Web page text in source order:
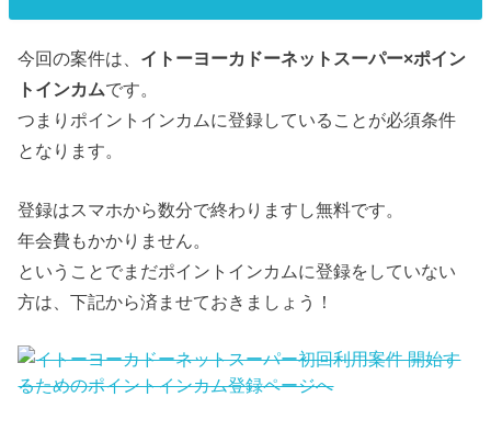
今回の案件は、 イトーヨーカドーネットスーパー×ポイン
トインカムです。
つまりポイントインカムに登録していることが必須条件
となります。
登録はスマホから数分で終わりますし無料です。
年会費もかかりません。
ということでまだポイントインカムに登録をしていない
方は、下記から済ませておきましょう！